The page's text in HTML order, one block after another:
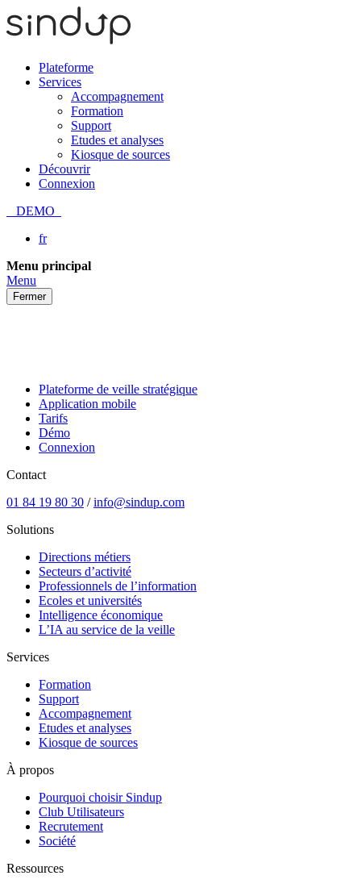
Plateforme
Services
Accompagnement
Formation
Support
Etudes et analyses
Kiosque de sources
Découvrir
Connexion
DEMO
fr
Passer
au
contenu
Menu principal
Menu
Fermer
Plateforme de veille stratégique
Application mobile
Tarifs
Démo
Connexion
Contact
01 84 19 80 30 /info@sindup.com
Solutions
Directions métiers
Secteurs d’activité
Professionnels de l’information
Ecoles et universités
Intelligence économique
L’IA au service de la veille
Services
Formation
Support
Accompagnement
Etudes et analyses
Kiosque de sources
À propos
Pourquoi choisir Sindup
Club Utilisateurs
Recrutement
Société
Ressources